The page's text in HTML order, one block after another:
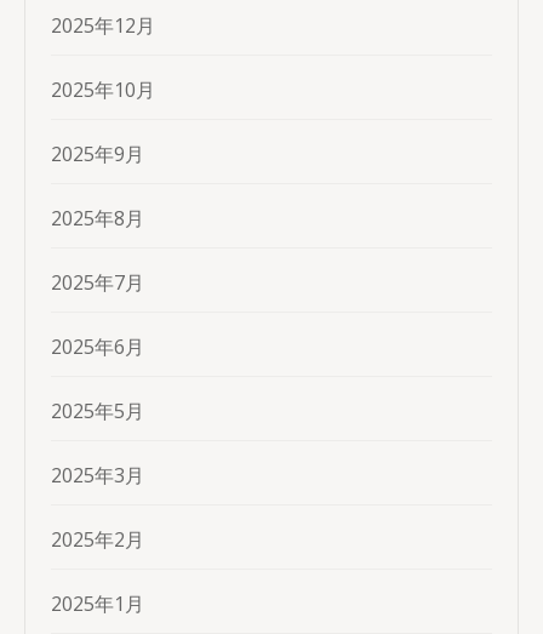
2025年12月
2025年10月
2025年9月
2025年8月
2025年7月
2025年6月
2025年5月
2025年3月
2025年2月
2025年1月